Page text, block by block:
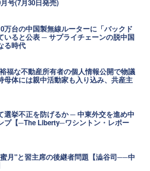
号(7月30日発売)
万台の中国製無線ルーターに「バックド
いると公表 ─ サプライチェーンの脱中国
る時代
福な不動産所有者の個人情報公開で物議
母体には親中活動家も入り込み、共産主
選挙不正を防げるか ─ 中東外交を進め中
プ【─The Liberty─ワシントン・レポー
月"と習主席の後継者問題【澁谷司──中